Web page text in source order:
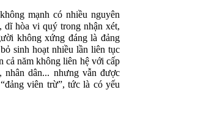
mạnh có nhiều nguyên
dĩ hòa vi quý trong nhận xét,
không xứng đáng là đảng
sinh hoạt nhiều lần liên tục
cả năm không liên hệ với cấp
dân... nhưng vẫn được
viên trừ”, tức là có yếu